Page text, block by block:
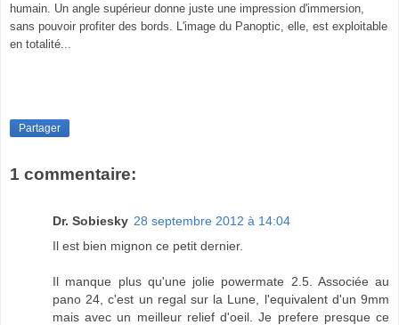
humain. Un angle supérieur donne juste une impression d'immersion,
sans pouvoir profiter des bords. L'image du Panoptic, elle, est exploitable
en totalité...
Partager
1 commentaire:
Dr. Sobiesky 28 septembre 2012 à 14:04
Il est bien mignon ce petit dernier.
Il manque plus qu'une jolie powermate 2.5. Associée au
pano 24, c'est un regal sur la Lune, l'equivalent d'un 9mm
mais avec un meilleur relief d'oeil. Je prefere presque ce